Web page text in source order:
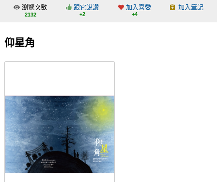
交流中心
會員功能選單
登入
瀏覽次數
2132
跟它說讚
+2
加入喜愛
+4
加入筆記
仰星角